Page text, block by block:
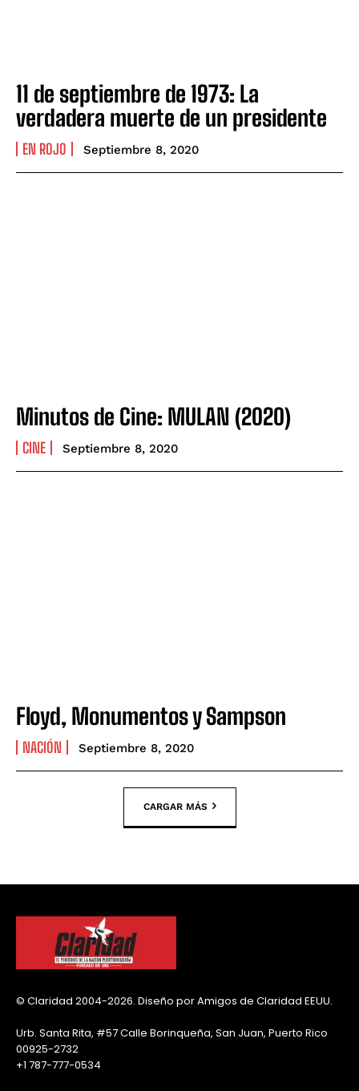
11 de septiembre de 1973: La
verdadera muerte de un presidente
EN ROJO Septiembre 8, 2020
Minutos de Cine: MULAN (2020)
CINE Septiembre 8, 2020
Floyd, Monumentos y Sampson
NACIÓN Septiembre 8, 2020
CARGAR MÁS
© Claridad 2004-2026. Diseño por Amigos de Claridad EEUU.
Urb. Santa Rita, #57 Calle Borinqueña, San Juan, Puerto Rico
00925-2732
+1 787-777-0534